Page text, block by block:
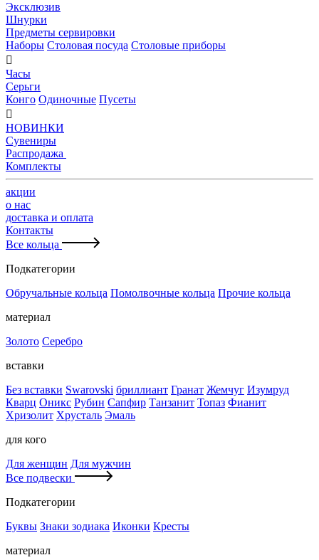
Эксклюзив
Шнурки
Предметы сервировки
Наборы Столовая посуда Столовые приборы

Часы
Серьги
Конго Одиночные Пусеты

НОВИНКИ
Сувениры
Распродажа
Комплекты
акции
о нас
доставка и оплата
Контакты
Все кольца
Подкатегории
Обручальные кольца Помолвочные кольца Прочие кольца
материал
Золото Серебро
вставки
Без вставки Swarovski бриллиант Гранат Жемчуг Изумруд
Кварц Оникс Рубин Сапфир Танзанит Топаз Фианит
Хризолит Хрусталь Эмаль
для кого
Для женщин Для мужчин
Все подвески
Подкатегории
Буквы Знаки зодиака Иконки Кресты
материал